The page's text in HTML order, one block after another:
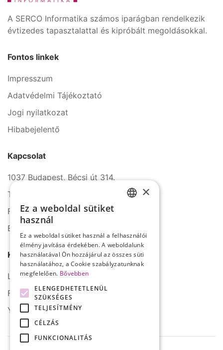
A SERCO Informatika számos iparágban rendelkezik
évtizedes tapasztalattal és kipróbált megoldásokkal.
Fontos linkek
Impresszum
Adatvédelmi Tájékoztató
Jogi nyilatkozat
Hibabejelentő
Kapcsolat
1037 Budapest, Bécsi út 314.
Tel.: +36 1 272 2140
Fax: +36 1 272 2150
E-mail: info@serco.hu
Kövessen minket
LinkedIn
Facebook
YouTube
×
Ez a weboldal sütiket
használ
Ez a weboldal sütiket használ a felhasználói
élmény javítása érdekében. A weboldalunk
használatával Ön hozzájárul az összes süti
használatához, a Cookie szabályzatunknak
megfelelően. Bővebben
ELENGEDHETETLENÜL
SZÜKSÉGES
TELJESÍTMÉNY
CÉLZÁS
FUNKCIONALITÁS